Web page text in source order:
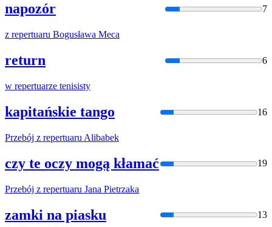
napozór 7
z repertuaru Bogusława Meca
return 6
w repertuarze tenisisty
kapitańskie tango 16
Przebój z repertuaru Alibabek
czy te oczy mogą kłamać 19
Przebój z repertuaru Jana Pietrzaka
zamki na piasku 13